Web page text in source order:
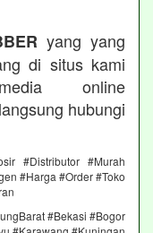
yang yang
di situs kami
online
hubungi
#Distributor #Murah
#Harga #Order #Toko
#Bekasi #Bogor